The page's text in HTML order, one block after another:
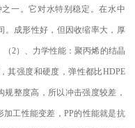
一。它对水特别稳定。在水中
。成形性好，但因收缩率大，厚
（2）、力学性能：聚丙烯的结晶
其强度和硬度，弹性都比HDPE
整度高，所以冲击强度较差，
工性能变差， PP的性能就是抗